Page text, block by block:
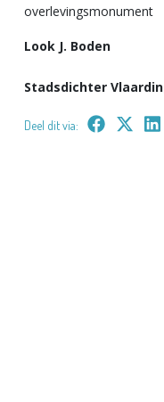
overlevingsmonument
Look J. Boden
Stadsdichter
Deel dit via: